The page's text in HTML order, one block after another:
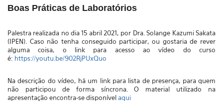
Boas Práticas de Laboratórios
Palestra realizada no dia 15 abril 2021, por Dra. Solange Kazumi Sakata
(IPEN) . Caso não tenha conseguido participar, ou gostaria de rever
alguma coisa, o link para acesso ao vídeo do curso
é: https://youtu.be/902RjPUxQuo
Na descrição do vídeo, há um link para lista de presença, para quem
não participou de forma síncrona. O material utilizado na
apresentação encontra-se disponívelaqui